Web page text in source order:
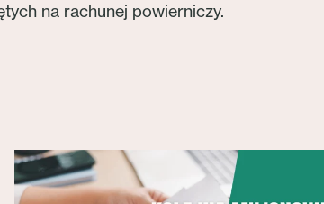
na rachunej powierniczy.